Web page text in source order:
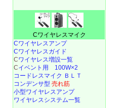
Cワイヤレスマイク
Cワイヤレスアンプ
Cワイヤレスガイド
Cワイヤレス増設一覧
Cイベント用 100W×2
コードレスマイク ＢＬＴ
コンデンサ型 売れ筋
小型ワイヤレスアンプ
ワイヤレスシステム一覧